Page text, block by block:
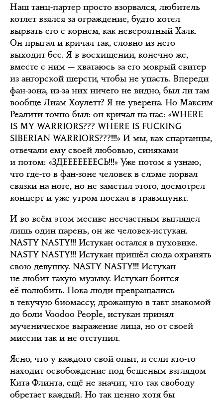
Наш танц-партер просто взорвался, любитель
котлет взялся за ограждение, будто хотел
вырвать его с корнем, как невероятный Халк.
Он прыгал и кричал так, словно из него
выходит бес. Я в восхищении, конечно же,
вместе с ним — хватаюсь за его мокрый свитер
из ангорской шерсти, чтобы не упасть. Впереди
фан-зона, из-за них ничего не видно, был ли там
вообще Лиам Хоулетт? Я не уверена. Но Максим
Реалити точно был: он кричал на нас: «WHERE
IS MY WARRIORS??? WHERE IS FUCKING
SIBERIAN WARRIORS???!!!» И мы, как спартанцы,
отвечали ему своей любовью, синяками
и потом: «ЗДЕЕЕЕЕЕЕСЬ!!!» Уже потом я узнаю,
что где-то в фан-зоне человек в слэме порвал
связки на ноге, но не заметил этого, досмотрел
концерт и уже утром поехал в травмпункт.
И во всём этом месиве несчастным выглядел
лишь один парень, он же человек-истукан.
NASTY NASTY!!! Истукан остался в пуховике.
NASTY NASTY!!! Истукан пришёл сюда охранять
свою девушку. NASTY NASTY!!! Истукан
не любит такую музыку. Истукан боится
её полюбить. Пока люди превращались
в текучую биомассу, дрожащую в такт знакомой
до боли Voodoo People, истукан принял
мученическое выражение лица, но от своей
миссии так и не отступил.
Ясно, что у каждого свой опыт, и если кто-то
находит освобождение под бешеным взглядом
Кита Флинта, ещё не значит, что так свободу
обретает каждый. Но так ценно хотя бы